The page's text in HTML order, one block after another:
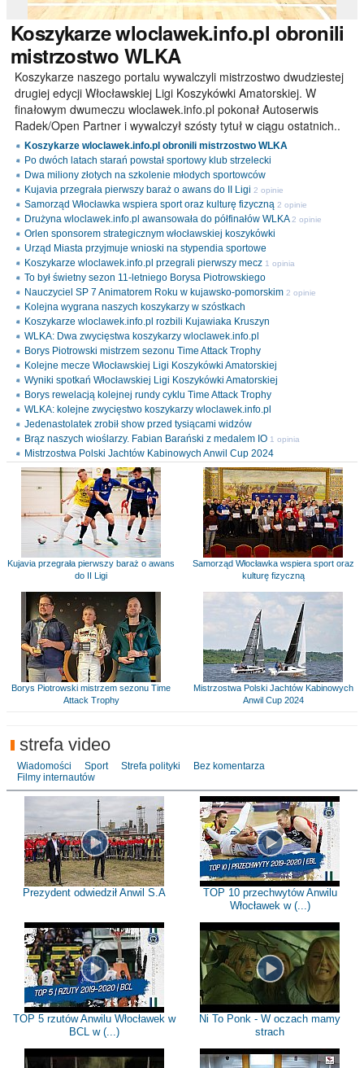
Koszykarzewloclawek.info.pl obronili
mistrzostwo WLKA
Koszykarze naszego portalu wywalczyli mistrzostwo dwudziestej
drugiej edycji Włocławskiej Ligi Koszykówki Amatorskiej. W
finałowym dwumeczu wloclawek.info.pl pokonał Autoserwis
Radek/Open Partner i wywalczył szósty tytuł w ciągu ostatnich..
Koszykarze wloclawek.info.pl obronili mistrzostwo WLKA
Po dwóch latach starań powstał sportowy klub strzelecki
Dwa miliony złotych na szkolenie młodych sportowców
Kujavia przegrała pierwszy baraż o awans do II Ligi 2 opinie
Samorząd Włocławka wspiera sport oraz kulturę fizyczną 2 opinie
Drużyna wloclawek.info.pl awansowała do półfinałów WLKA 2 opinie
Orlen sponsorem strategicznym włocławskiej koszykówki
Urząd Miasta przyjmuje wnioski na stypendia sportowe
Koszykarze wloclawek.info.pl przegrali pierwszy mecz 1 opinia
To był świetny sezon 11-letniego Borysa Piotrowskiego
Nauczyciel SP 7 Animatorem Roku w kujawsko-pomorskim 2 opinie
Kolejna wygrana naszych koszykarzy w szóstkach
Koszykarze wloclawek.info.pl rozbili Kujawiaka Kruszyn
WLKA: Dwa zwycięstwa koszykarzy wloclawek.info.pl
Borys Piotrowski mistrzem sezonu Time Attack Trophy
Kolejne mecze Włocławskiej Ligi Koszykówki Amatorskiej
Wyniki spotkań Włocławskiej Ligi Koszykówki Amatorskiej
Borys rewelacją kolejnej rundy cyklu Time Attack Trophy
WLKA: kolejne zwycięstwo koszykarzy wloclawek.info.pl
Jedenastolatek zrobił show przed tysiącami widzów
Brąz naszych wioślarzy. Fabian Barański z medalem IO 1 opinia
Mistrzostwa Polski Jachtów Kabinowych Anwil Cup 2024
Kujavia przegrała pierwszy baraż o awans
do II Ligi
Samorząd Włocławka wspiera sport oraz
kulturę fizyczną
Borys Piotrowski mistrzem sezonu Time
Attack Trophy
Mistrzostwa Polski Jachtów Kabinowych
Anwil Cup 2024
strefa video
Wiadomości Sport Strefa polityki
Bez komentarza
Filmy internautów
Prezydent odwiedził Anwil S.A
TOP 10 przechwytów Anwilu
Włocławek w (...)
TOP 5 rzutów Anwilu Włocławek w
BCL w (...)
Ni To Ponk - W oczach mamy
strach